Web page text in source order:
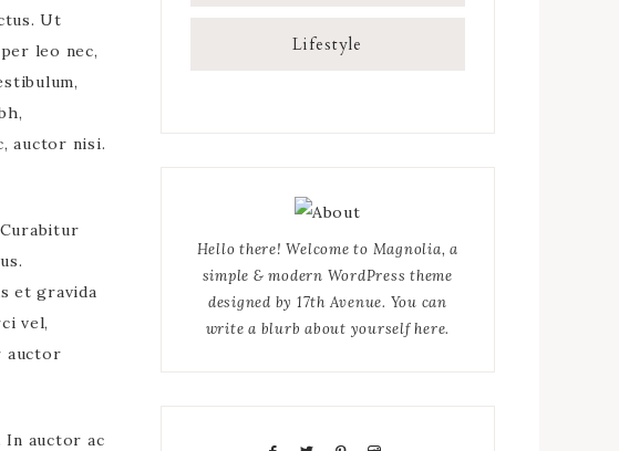
Ut
leo nec,
auctor nisi.
et gravida
vel,
auctor
In auctor ac
Lifestyle
Hello there! Welcome to Magnolia, a
simple & modern WordPress theme
designed by 17th Avenue. You can
write a blurb about yourself here.